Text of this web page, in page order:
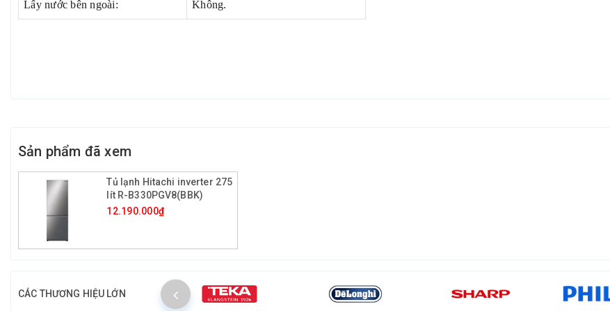
Lấy nước bên ngoài: Không.
Sản phẩm đã xem
Tủ lạnh Hitachi inverter 275
lít R-B330PGV8(BBK)
12.190.000₫
CÁC THƯƠNG HIỆU LỚN